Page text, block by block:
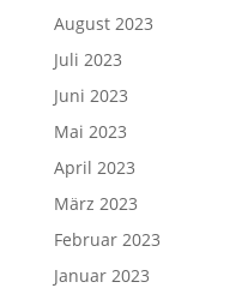
August 2023
Juli 2023
Juni 2023
Mai 2023
April 2023
März 2023
Februar 2023
Januar 2023